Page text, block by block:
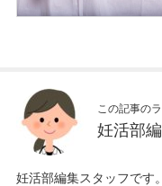
この記事の
妊活部
妊活部編集スタッフです